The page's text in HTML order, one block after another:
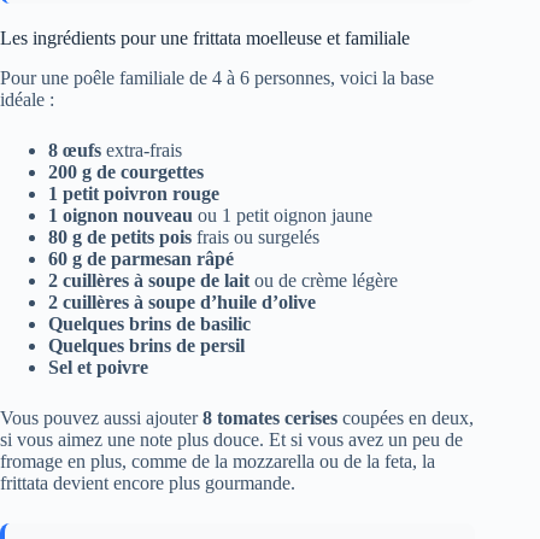
Les ingrédients pour une frittata moelleuse et familiale
Pour une poêle familiale de 4 à 6 personnes, voici la base
idéale :
8 œufs extra-frais
200 g de courgettes
1 petit poivron rouge
1 oignon nouveau ou 1 petit oignon jaune
80 g de petits pois frais ou surgelés
60 g de parmesan râpé
2 cuillères à soupe de lait ou de crème légère
2 cuillères à soupe d’huile d’olive
Quelques brins de basilic
Quelques brins de persil
Sel et poivre
Vous pouvez aussi ajouter8 tomates cerises coupées en deux,
si vous aimez une note plus douce. Et si vous avez un peu de
fromage en plus, comme de la mozzarella ou de la feta, la
frittata devient encore plus gourmande.